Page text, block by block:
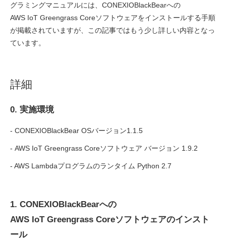
グラミングマニュアルには、CONEXIOBlackBearへの
AWS IoT Greengrass Coreソフトウェアをインストールする手順
が掲載されていますが、この記事ではもう少し詳しい内容となっ
ています。
詳細
0. 実施環境
- CONEXIOBlackBear OSバージョン1.1.5
- AWS IoT Greengrass Coreソフトウェア バージョン 1.9.2
- AWS Lambdaプログラムのランタイム Python 2.7
1. CONEXIOBlackBearへの
AWS IoT Greengrass Coreソフトウェアのインスト
ール